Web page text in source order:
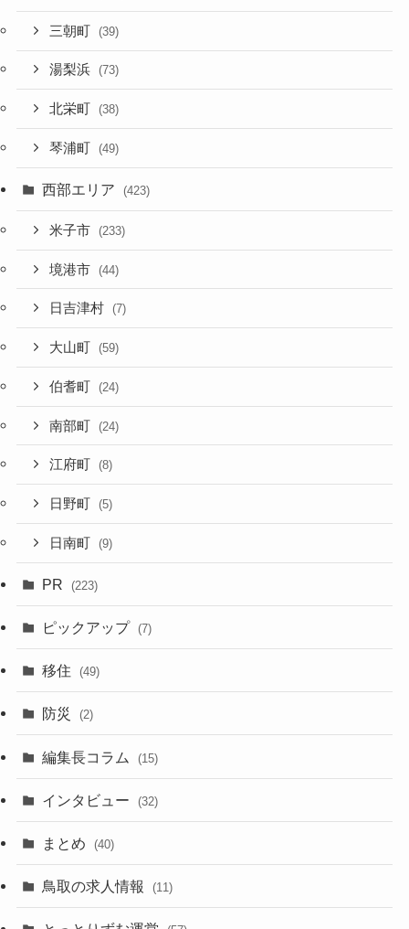
三朝町 (39)
湯梨浜 (73)
北栄町 (38)
琴浦町 (49)
西部エリア (423)
米子市 (233)
境港市 (44)
日吉津村 (7)
大山町 (59)
伯耆町 (24)
南部町 (24)
江府町 (8)
日野町 (5)
日南町 (9)
PR (223)
ピックアップ (7)
移住 (49)
防災 (2)
編集長コラム (15)
インタビュー (32)
まとめ (40)
鳥取の求人情報 (11)